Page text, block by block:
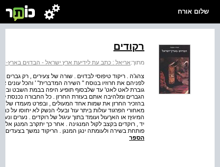
שלום אורח
רקודים
מתוך:אריאל : כתב עת לידיעת ארץ ישראל - הבדוים בארץ-
צהג'ה . ריקוד טיפוסי לבדוים . שורה של צעירים , רק גברים ,
לפניהם את חרוזיו בנוסח " השירה המדברית" ' והכל עונים
גוברת לאט לאט' עד שלבסוף תופיע היפה בבמת השבט
הגברים ומלהיבה אותם בעזרת החרזן . כל החבורה נכנסת
בהזכיר החרזן את שמות אחד המעולים , ובפרט מעמדו של
מאחורי הפרגוד עולות ביתר עוז' ובעלי הנשק לא יחוסו על
המיגץז או האךעול ועומד בתוך עיגול של רוקדים . נערים
יד , רוקדים בקצב לקול המנגינה . אחר כך יתקרב המנגן אל
פותחת בשירה ולעומתה ינגן המנגן . הריקוד נמשך בצעדים
הספר